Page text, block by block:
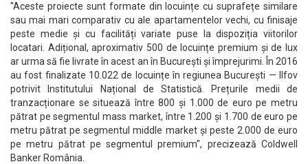
''Aceste proiecte sunt formate din locuințe cu suprafețe similare
sau mai mari comparativ cu ale apartamentelor vechi, cu finisaje
peste medie și cu facilități variate puse la dispoziția viitorilor
locatari. Adițional, aproximativ 500 de locuințe premium și de lux
ar urma să fie livrate în acest an în București și împrejurimi. În 2016
au fost finalizate 10.022 de locuințe în regiunea București — Ilfov
potrivit Institutului Național de Statistică. Prețurile medii de
tranzacționare se situează între 800 și 1.000 de euro pe metru
pătrat pe segmentul mass market, între 1.200 și 1.700 de euro pe
metru pătrat pe segmentul middle market și peste 2.000 de euro
pe metru pătrat pe segmentul premium'', precizează Coldwell
Banker România.